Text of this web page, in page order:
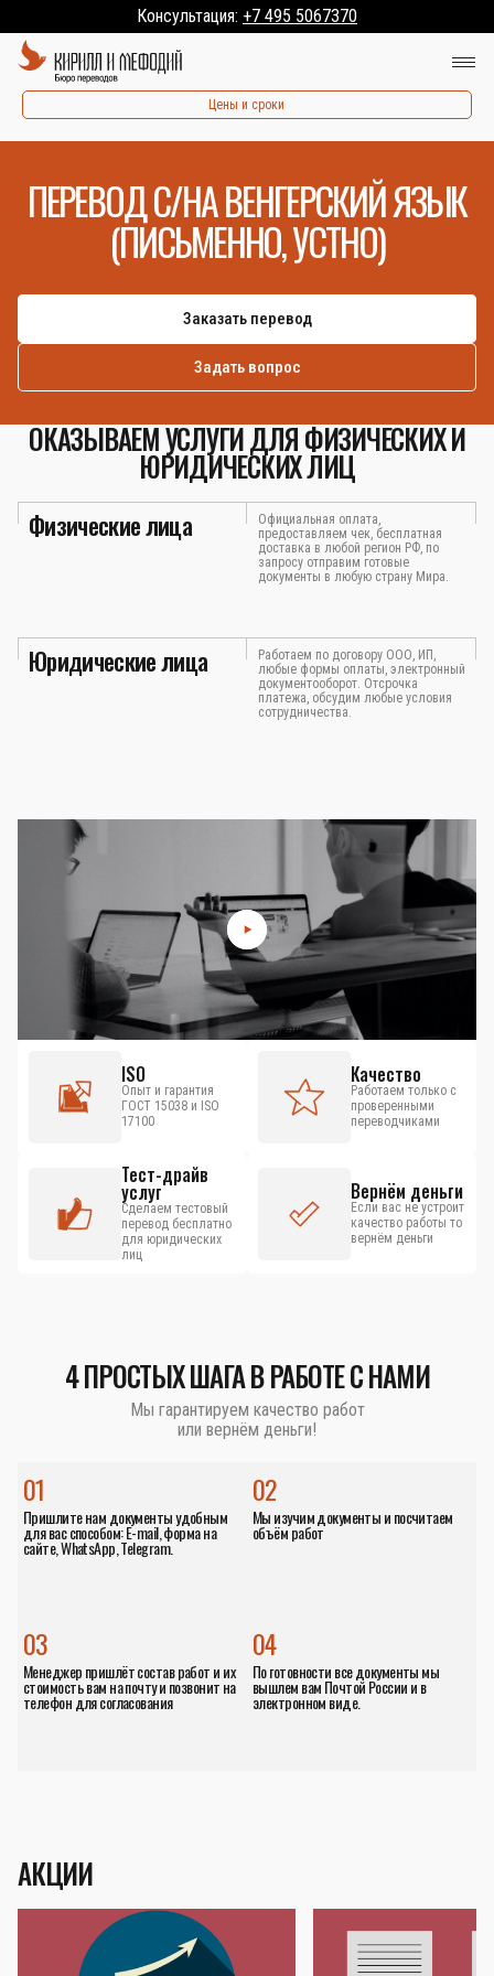
Консультация: +7 495 5067370
Цены и сроки
ПЕРЕВОД С/НА ВЕНГЕРСКИЙ ЯЗЫК
(ПИСЬМЕННО, УСТНО)
Заказать перевод
Задать вопрос
ОКАЗЫВАЕМ УСЛУГИ ДЛЯ ФИЗИЧЕСКИХ И
ЮРИДИЧЕСКИХ ЛИЦ
Физические лица
Официальная оплата,
предоставляем чек, бесплатная
доставка в любой регион РФ, по
запросу отправим готовые
документы в любую страну Мира.
Юридические лица
Работаем по договору ООО, ИП,
любые формы оплаты, электронный
документооборот. Отсрочка
платежа, обсудим любые условия
сотрудничества.
ISO
Опыт и гарантия
ГОСТ 15038 и ISO
17100
Качество
Работаем только с
проверенными
переводчиками
Тест-драйв
услуг
Сделаем тестовый
перевод бесплатно
для юридических
лиц
Вернём деньги
Если вас не устроит
качество работы то
вернём деньги
4 ПРОСТЫХ ШАГА В РАБОТЕ С НАМИ
Мы гарантируем качество работ
или вернём деньги!
01
Пришлите нам документы удобным
для вас способом: E-mail, форма на
сайте, WhatsApp, Telegram.
02
Мы изучим документы и посчитаем
объём работ
04
По готовности все документы мы
вышлем вам Почтой России и в
электронном виде.
03
Менеджер пришлёт состав работ и их
стоимость вам на почту и позвонит на
телефон для согласования
АКЦИИ